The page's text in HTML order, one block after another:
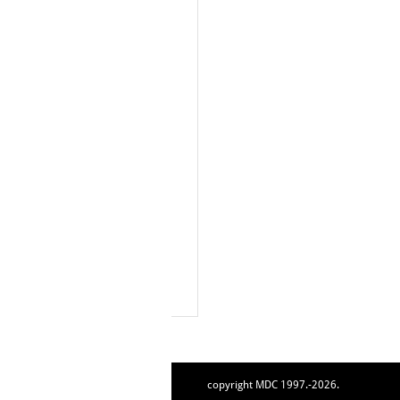
copyright MDC 1997.-2026.